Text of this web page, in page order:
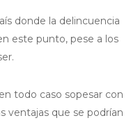
donde la delincuencia
este punto, pese a los
todo caso sopesar con
ventajas que se podrían